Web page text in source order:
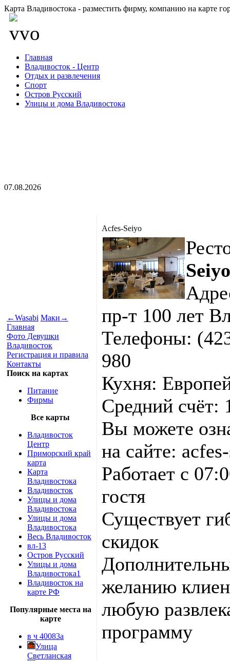
Карта Владивостока - разместить фирму, компанию на карте
Главная
Владивосток - Центр
Отдых и развлечения
Спорт
Остров Русский
Улицы и дома Владивостока
07.08.2026
←Wasabi Маки →
Главная
Фото Девушки
Владивосток
Регистрация и правила
Контакты
Поиск на картах
Питание
Фирмы
Все карты
Владивосток
Центр
Приморский край
карта
Карта
Владивостока
Владивосток
Улицы и дома
Владивостока
Улицы и дома
Владивостока
Весь Владивосток
вл-13
Остров Русский
Улицы и дома
Владивостока1
Владивосток на
карте РФ
Популярные места на
карте
в ч 40083а
Улица
Светланская
Acfes-Seiyo
пр-т 100 лет
Телефоны:
980
Кухня:
Средний счёт:
Вы можете
на сайте:
Работает с
гостя
Существует
скидок
желанию
любую
программу